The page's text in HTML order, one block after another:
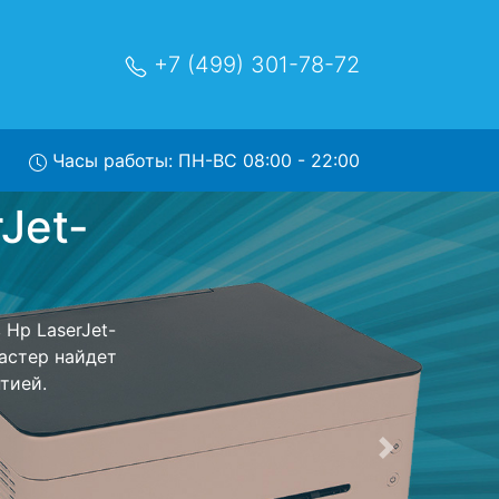
+7 (499) 301-78-72
Часы работы: ПН-ВС 08:00 - 22:00
центр и
принтер
ремонта
Следующая